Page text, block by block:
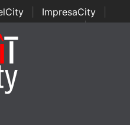
ImpresaCity
Channel Awards | Italian
Security Awards